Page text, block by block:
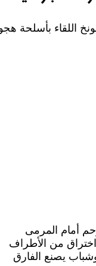
اللقاء بأسلحة
أمام المرمى
من الأطراف
يصنع الفارق